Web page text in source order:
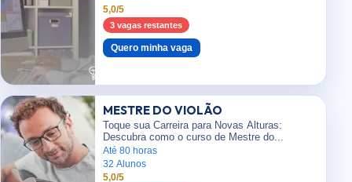
5,0/5
3 vagas restantes
Quero minha vaga
MESTRE DO VIOLÃO
Toque sua Carreira para Novas Alturas:
Descubra como o curso de Mestre do...
Até 80 horas
32 Alunos
5,0/5